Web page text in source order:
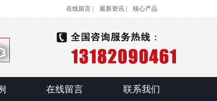
在线留言 | 最新资讯 | 核心产品
在线留言 联系我们